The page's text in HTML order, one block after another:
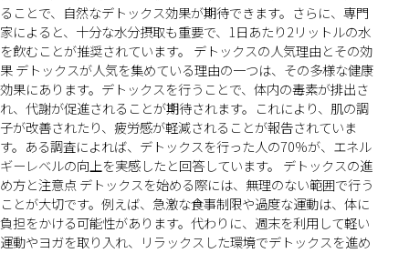
ることで、自然なデトックス効果が期待できます。さらに、専門
家によると、十分な水分摂取も重要で、1日あたり2リットルの水
を飲むことが推奨されています。 デトックスの人気理由とその効
果 デトックスが人気を集めている理由の一つは、その多様な健康
効果にあります。デトックスを行うことで、体内の毒素が排出さ
れ、代謝が促進されることが期待されます。これにより、肌の調
子が改善されたり、疲労感が軽減されることが報告されていま
す。ある調査によれば、デトックスを行った人の70%が、エネル
ギーレベルの向上を実感したと回答しています。 デトックスの進
め方と注意点 デトックスを始める際には、無理のない範囲で行う
ことが大切です。例えば、急激な食事制限や過度な運動は、体に
負担をかける可能性があります。代わりに、週末を利用して軽い
運動やヨガを取り入れ、リラックスした環境でデトックスを進め